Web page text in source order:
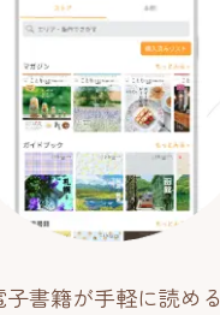
子書籍が手軽に読める